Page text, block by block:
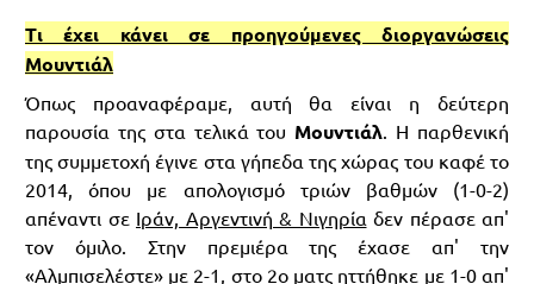
Τι έχει κάνει σε προηγούμενες διοργανώσεις
Μουντιάλ
Όπως προαναφέραμε, αυτή θα είναι η δεύτερη
παρουσία της στα τελικά του Μουντιάλ. Η παρθενική
της συμμετοχή έγινε στα γήπεδα της χώρας του καφέ το
2014, όπου με απολογισμό τριών βαθμών (1-0-2)
απέναντι σε Ιράν, Αργεντινή & Νιγηρία δεν πέρασε απ'
τον όμιλο. Στην πρεμιέρα της έχασε απ' την
«Αλμπισελέστε» με 2-1, στο 2ο ματς ηττήθηκε με 1-0 απ'